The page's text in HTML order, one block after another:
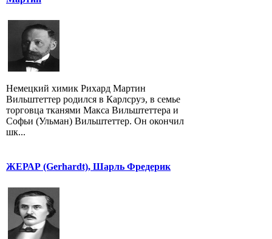
Немецкий химик Рихард Мартин
Вильштеттер родился в Карлсруэ, в семье
торговца тканями Макса Вильштеттера и
Софьи (Ульман) Вильштеттер. Он окончил
шк...
ЖЕРАР (Gerhardt), Шарль Фредерик